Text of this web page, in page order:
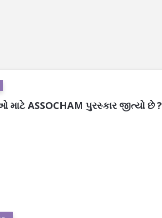
ASSOCHAM પુરસ્કાર જીત્યો છે ?